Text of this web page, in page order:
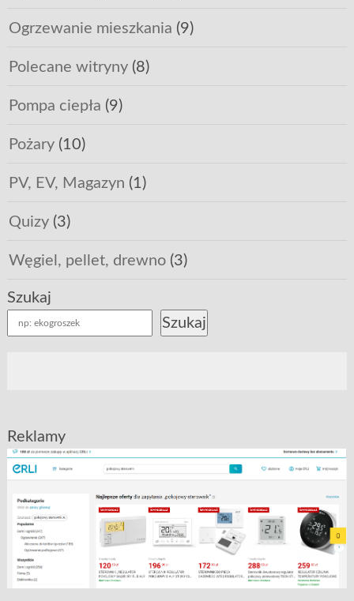
Ogrzewanie mieszkania (9)
Polecane witryny(8)
Pompa ciepła (9)
Pożary(10)
PV, EV, Magazyn (1)
Quizy(3)
Węgiel, pellet, drewno(3)
Szukaj
Szukaj
Reklamy